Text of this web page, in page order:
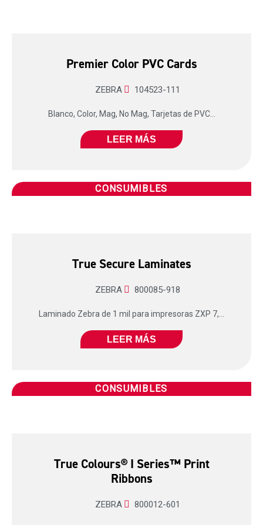
Premier Color PVC Cards
ZEBRA 104523-111
Blanco, Color, Mag, No Mag, Tarjetas de PVC...
LEER MÁS
CONSUMIBLES
True Secure Laminates
ZEBRA 800085-918
Laminado Zebra de 1 mil para impresoras ZXP 7,...
LEER MÁS
CONSUMIBLES
True Colours® I Series™ Print
Ribbons
ZEBRA 800012-601